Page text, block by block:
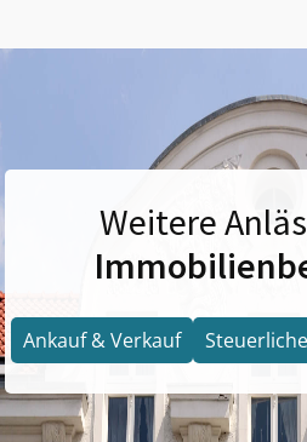
Weitere
Ankauf & Verkauf